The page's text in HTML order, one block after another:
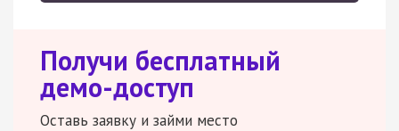
Получи бесплатный
демо-доступ
Оставь заявку и займи место